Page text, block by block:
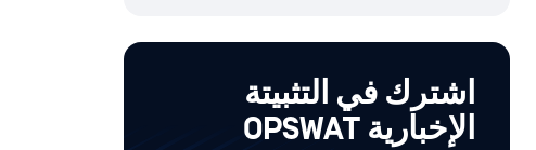
اشترك في التثبيتة
الإخبارية OPSWAT